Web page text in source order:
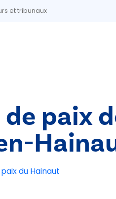
et tribunaux
paix
du Hainaut